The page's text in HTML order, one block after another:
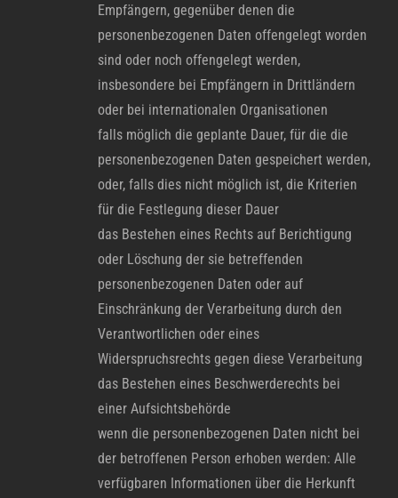
Empfängern, gegenüber denen die
personenbezogenen Daten offengelegt worden
sind oder noch offengelegt werden,
insbesondere bei Empfängern in Drittländern
oder bei internationalen Organisationen
falls möglich die geplante Dauer, für die die
personenbezogenen Daten gespeichert werden,
oder, falls dies nicht möglich ist, die Kriterien
für die Festlegung dieser Dauer
das Bestehen eines Rechts auf Berichtigung
oder Löschung der sie betreffenden
personenbezogenen Daten oder auf
Einschränkung der Verarbeitung durch den
Verantwortlichen oder eines
Widerspruchsrechts gegen diese Verarbeitung
das Bestehen eines Beschwerderechts bei
einer Aufsichtsbehörde
wenn die personenbezogenen Daten nicht bei
der betroffenen Person erhoben werden: Alle
verfügbaren Informationen über die Herkunft